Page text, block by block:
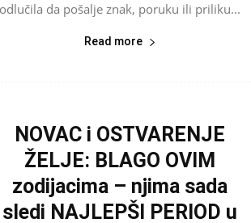
odlučila da pošalje znak, poruku ili priliku...
Read more
NOVAC i OSTVARENJE
ŽELJE: BLAGO OVIM
zodijacima – njima sada
sledi NAJLEPŠI PERIOD u